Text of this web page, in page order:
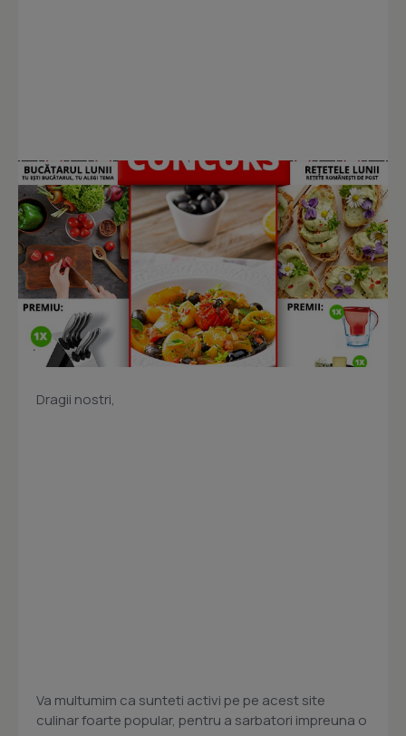
Dragii nostri,
Va multumim ca sunteti activi pe pe acest site
culinar foarte popular, pentru a sarbatori impreuna o